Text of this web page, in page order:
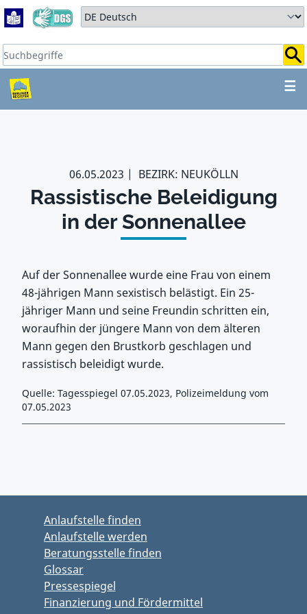
Zum Hauptbereich springen
Zum Hauptmenü springen
Sprache auswählen:
Suchbegriffe:
☰
ZUM HAUPTBEREICH
06.05.2023 BEZIRK: NEUKÖLLN
Rassistische Beleidigung
in der Sonnenallee
Auf der Sonnenallee wurde eine Frau von einem
48-jährigen Mann sexistisch belästigt. Ein 25-
jähriger Mann und seine Freundin schritten ein,
woraufhin der jüngere Mann von dem älteren
Mann gegen den Brustkorb geschlagen und
rassistisch beleidigt wurde.
Quelle: Tagesspiegel 07.05.2023, Polizeimeldung vom
07.05.2023
Anlaufstelle finden
Anlaufstelle werden
Beratungsstelle finden
Glossar
Pressespiegel
Finanzierung und Fördermittel